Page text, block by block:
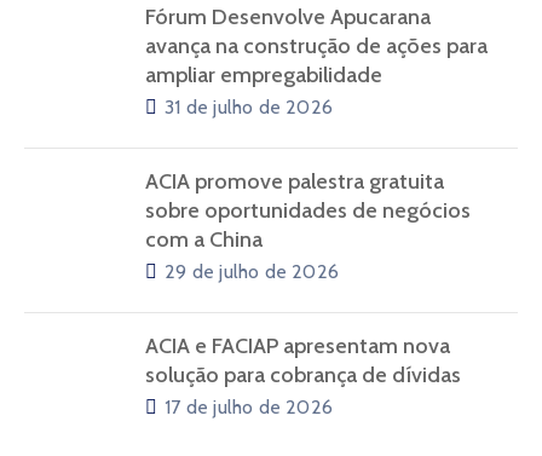
Fórum Desenvolve Apucarana
avança na construção de ações para
ampliar empregabilidade
31 de julho de 2026
ACIA promove palestra gratuita
sobre oportunidades de negócios
com a China
29 de julho de 2026
ACIA e FACIAP apresentam nova
solução para cobrança de dívidas
17 de julho de 2026